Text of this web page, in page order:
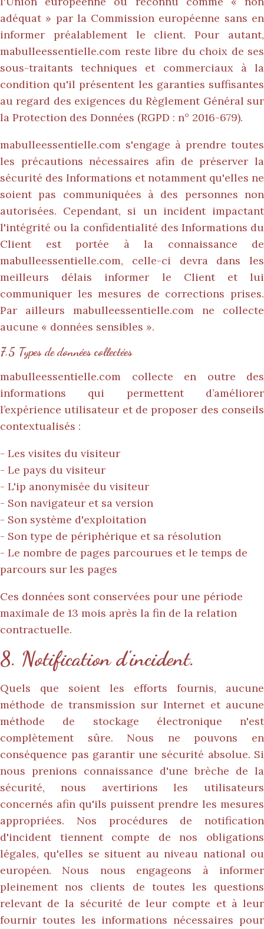
adéquat » par la Commission européenne sans en
informer préalablement le client. Pour autant,
mabulleessentielle.com reste libre du choix de ses
sous-traitants techniques et commerciaux à la
condition qu'il présentent les garanties suffisantes
au regard des exigences du Règlement Général sur
la Protection des Données (RGPD : n° 2016-679).
mabulleessentielle.com s'engage à prendre toutes
les précautions nécessaires afin de préserver la
sécurité des Informations et notamment qu'elles ne
soient pas communiquées à des personnes non
autorisées. Cependant, si un incident impactant
l'intégrité ou la confidentialité des Informations du
Client est portée à la connaissance de
mabulleessentielle.com, celle-ci devra dans les
meilleurs délais informer le Client et lui
communiquer les mesures de corrections prises.
Par ailleurs mabulleessentielle.com ne collecte
aucune « données sensibles ».
7.5 Types de données collectées
mabulleessentielle.com collecte en outre des
informations qui permettent d’améliorer
l’expérience utilisateur et de proposer des conseils
contextualisés :
- Les visites du visiteur
- Le pays du visiteur
- L'ip anonymisée du visiteur
- Son navigateur et sa version
- Son système d'exploitation
- Son type de périphérique et sa résolution
- Le nombre de pages parcourues et le temps de
parcours sur les pages
Ces données sont conservées pour une période
maximale de 13 mois après la fin de la relation
contractuelle.
8. Notification d'incident.
Quels que soient les efforts fournis, aucune
méthode de transmission sur Internet et aucune
méthode de stockage électronique n'est
complètement sûre. Nous ne pouvons en
conséquence pas garantir une sécurité absolue. Si
nous prenions connaissance d'une brèche de la
sécurité, nous avertirions les utilisateurs
concernés afin qu'ils puissent prendre les mesures
appropriées. Nos procédures de notification
d'incident tiennent compte de nos obligations
légales, qu'elles se situent au niveau national ou
européen. Nous nous engageons à informer
pleinement nos clients de toutes les questions
relevant de la sécurité de leur compte et à leur
fournir toutes les informations nécessaires pour